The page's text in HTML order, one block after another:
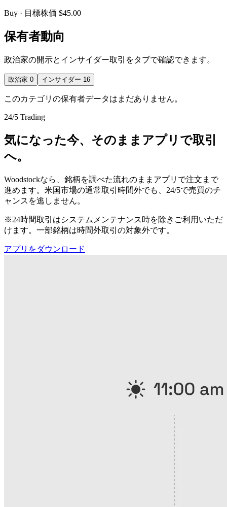
Buy · 目標株価 $45.00
保有者動向
政治家の開示とインサイダー取引をタブで確認できます。
政治家 0 インサイダー 16
このカテゴリの保有者データはまだありません。
24/5 Trading
気になった今、そのままアプリで取引
へ。
Woodstockなら、銘柄を調べた流れのままアプリで注文まで
進めます。米国市場の通常取引時間外でも、24/5で売買のチ
ャンスを逃しません。
※24時間取引はシステムメンテナンス時を除きご利用いただ
けます。一部銘柄は時間外取引の対象外です。
アプリをダウンロード